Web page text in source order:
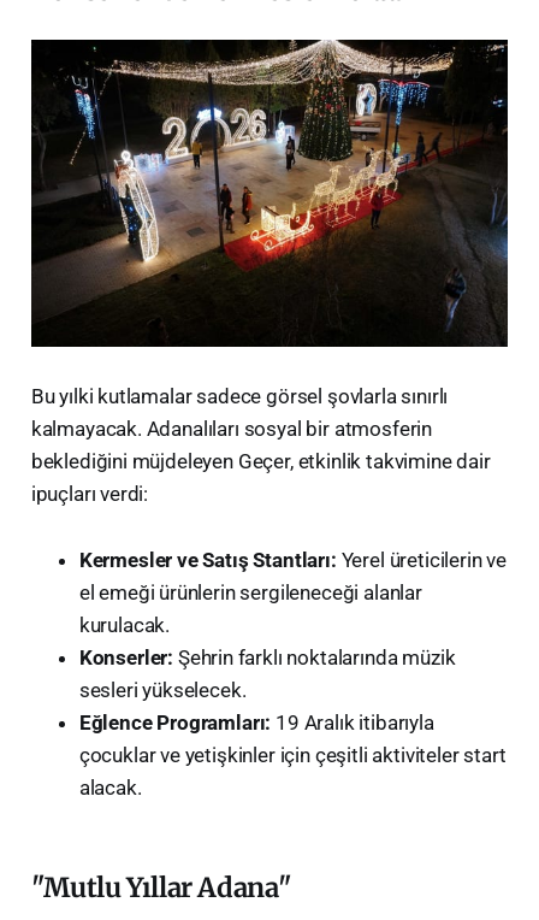
​Bu yılki kutlamalar sadece görsel şovlarla sınırlı
kalmayacak. Adanalıları sosyal bir atmosferin
beklediğini müjdeleyen Geçer, etkinlik takvimine dair
ipuçları verdi:
Kermesler ve Satış Stantları: Yerel üreticilerin ve
el emeği ürünlerin sergileneceği alanlar
kurulacak.
Konserler: Şehrin farklı noktalarında müzik
sesleri yükselecek.
Eğlence Programları: 19 Aralık itibarıyla
çocuklar ve yetişkinler için çeşitli aktiviteler start
alacak.
"Mutlu Yıllar Adana"